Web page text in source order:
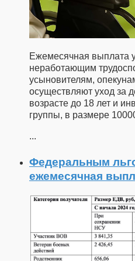
Ежемесячная выплата
неработающим
усыновителям,
осуществляют уход за
возрасте до 18 лет и
группы, в размере
...
Федеральным
ежемесячная